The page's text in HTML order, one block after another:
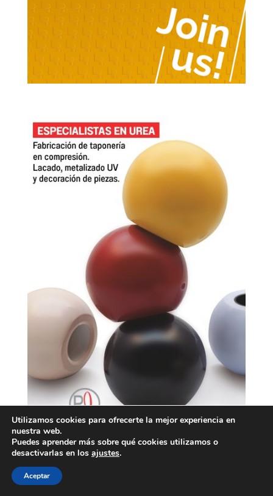
Utilizamos cookies para ofrecerte la mejor experiencia en
nuestra web.
Puedes aprender más sobre qué cookies utilizamos o
desactivarlas en los ajustes.
Aceptar